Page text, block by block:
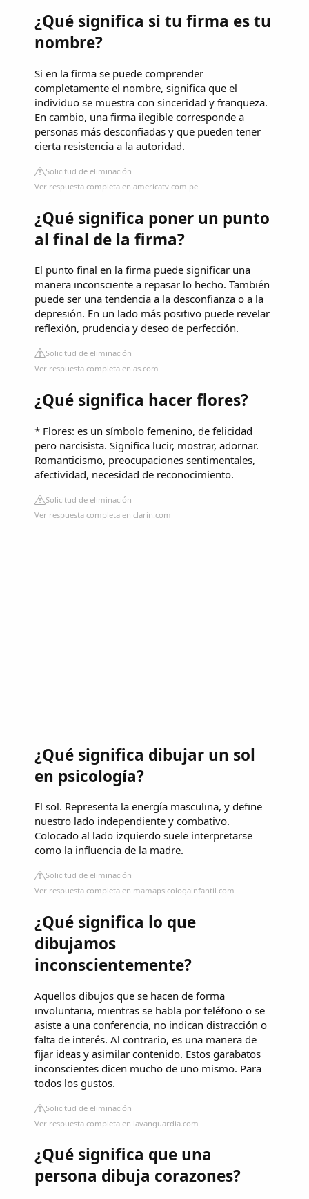
¿Qué significa si tu firma es tu
nombre?
Si en la firma se puede comprender
completamente el nombre, significa que el
individuo se muestra con sinceridad y franqueza.
En cambio, una firma ilegible corresponde a
personas más desconfiadas y que pueden tener
cierta resistencia a la autoridad.
Solicitud de eliminación
Ver respuesta completa en americatv.com.pe
¿Qué significa poner un punto
al final de la firma?
El punto final en la firma puede significar una
manera inconsciente a repasar lo hecho. También
puede ser una tendencia a la desconfianza o a la
depresión. En un lado más positivo puede revelar
reflexión, prudencia y deseo de perfección.
Solicitud de eliminación
Ver respuesta completa en as.com
¿Qué significa hacer flores?
* Flores: es un símbolo femenino, de felicidad
pero narcisista. Significa lucir, mostrar, adornar.
Romanticismo, preocupaciones sentimentales,
afectividad, necesidad de reconocimiento.
Solicitud de eliminación
Ver respuesta completa en clarin.com
¿Qué significa dibujar un sol
en psicología?
El sol. Representa la energía masculina, y define
nuestro lado independiente y combativo.
Colocado al lado izquierdo suele interpretarse
como la influencia de la madre.
Solicitud de eliminación
Ver respuesta completa en mamapsicologainfantil.com
¿Qué significa lo que
dibujamos
inconscientemente?
Aquellos dibujos que se hacen de forma
involuntaria, mientras se habla por teléfono o se
asiste a una conferencia, no indican distracción o
falta de interés. Al contrario, es una manera de
fijar ideas y asimilar contenido. Estos garabatos
inconscientes dicen mucho de uno mismo. Para
todos los gustos.
Solicitud de eliminación
Ver respuesta completa en lavanguardia.com
¿Qué significa que una
persona dibuja corazones?